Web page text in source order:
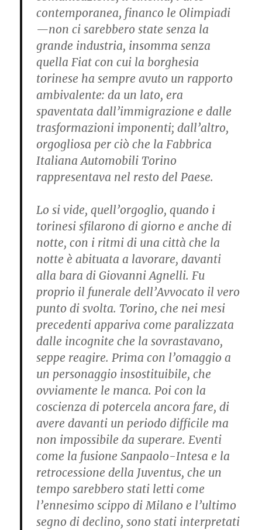
contemporanea, financo le Olimpiadi
—non ci sarebbero state senza la
grande industria, insomma senza
quella Fiat con cui la borghesia
torinese ha sempre avuto un rapporto
ambivalente: da un lato, era
spaventata dall’immigrazione e dalle
trasformazioni imponenti; dall’altro,
orgogliosa per ciò che la Fabbrica
Italiana Automobili Torino
rappresentava nel resto del Paese.
Lo si vide, quell’orgoglio, quando i
torinesi sfilarono di giorno e anche di
notte, con i ritmi di una città che la
notte è abituata a lavorare, davanti
alla bara di Giovanni Agnelli. Fu
proprio il funerale dell’Avvocato il vero
punto di svolta. Torino, che nei mesi
precedenti appariva come paralizzata
dalle incognite che la sovrastavano,
seppe reagire. Prima con l’omaggio a
un personaggio insostituibile, che
ovviamente le manca. Poi con la
coscienza di potercela ancora fare, di
avere davanti un periodo difficile ma
non impossibile da superare. Eventi
come la fusione Sanpaolo-Intesa e la
retrocessione della Juventus, che un
tempo sarebbero stati letti come
l’ennesimo scippo di Milano e l’ultimo
segno di declino, sono stati interpretati